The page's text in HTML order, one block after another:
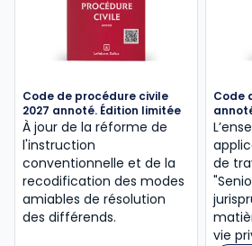
Code de procédure civile
2027 annoté. Édition limitée
À jour de la réforme de
l'instruction
conventionnelle et de la
recodification des modes
amiables de résolution
des différends.
Code
de
vie